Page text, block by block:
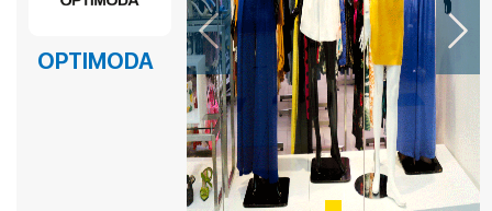
FRUTOX
OPTIMODA
Previous Next